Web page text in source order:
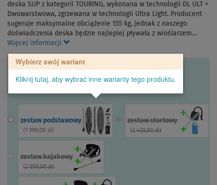
deska SUP z kategorii TOURING, wykonana w technologii DL ULT =
Dwuwarstwowa, zgrzewana w technologii Ultra Light. Producent
sugeruje maksymalne obciążenie 155 kg, jednak z naszego
doświadczenia deska będzie najlepiej pływała z wioślarzem…
Więcej informacji
Wybierz swój wariant
Kliknij tutaj, aby wybrać inne warianty tego produktu.
zestaw podstawowy
( 1 999,00 zł)
zestaw startowy
(2 429,00 zł)
zestaw kajakowy
(2 559,00 zł)